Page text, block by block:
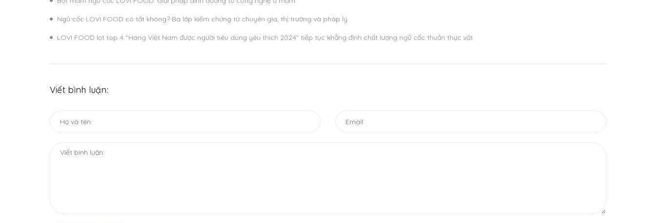
Ngũ cốc LOVI FOOD có tốt không? Ba lớp kiểm chứng từ chuyên gia, thị trường và pháp lý
LOVI FOOD lọt top 4 “Hàng Việt Nam được người tiêu dùng yêu thích 2024” tiếp tục khẳng định chất lượng ngũ cốc thuần thực vật
Viết bình luận: